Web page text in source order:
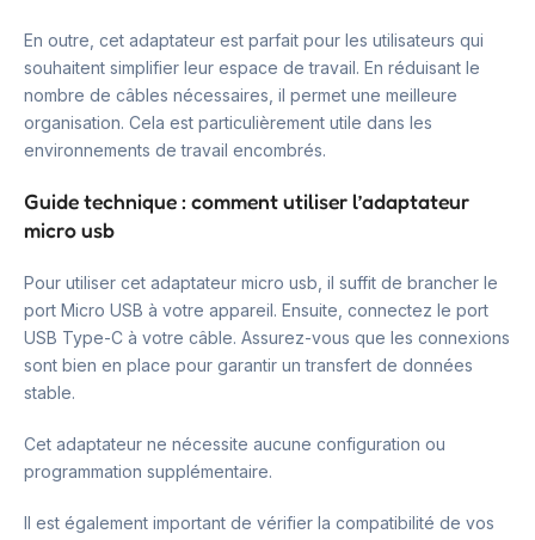
En outre, cet adaptateur est parfait pour les utilisateurs qui
souhaitent simplifier leur espace de travail. En réduisant le
nombre de câbles nécessaires, il permet une meilleure
organisation. Cela est particulièrement utile dans les
environnements de travail encombrés.
Guide technique : comment utiliser l’adaptateur
micro usb
Pour utiliser cet adaptateur micro usb, il suffit de brancher le
port Micro USB à votre appareil. Ensuite, connectez le port
USB Type-C à votre câble. Assurez-vous que les connexions
sont bien en place pour garantir un transfert de données
stable.
Cet adaptateur ne nécessite aucune configuration ou
programmation supplémentaire.
Il est également important de vérifier la compatibilité de vos